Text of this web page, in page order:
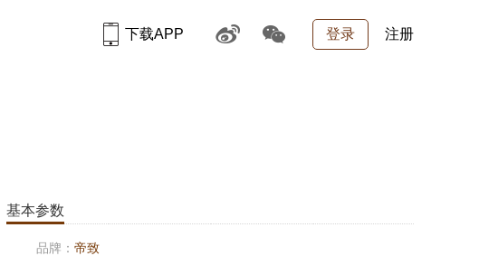
登录 注册
下载APP
基本参数
品牌： 帝致